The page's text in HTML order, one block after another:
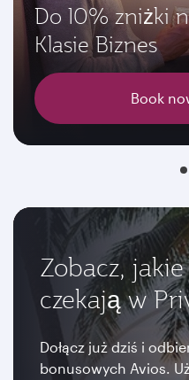
Do 10% zniżki
Klasie Biznes
Book
Zobacz,
czekają w
Dołącz już dziś i
bonusowych Avios.